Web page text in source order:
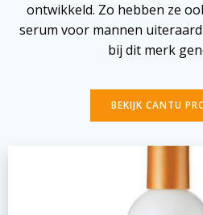
ontwikkeld. Zo hebben ze
serum voor mannen
bij dit merk
BEKIJK CANTU